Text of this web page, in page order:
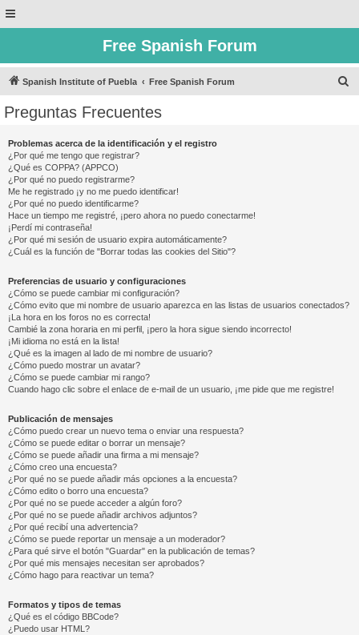
Free Spanish Forum
Spanish Institute of Puebla Free Spanish Forum
Preguntas Frecuentes
Problemas acerca de la identificación y el registro
¿Por qué me tengo que registrar?
¿Qué es COPPA? (APPCO)
¿Por qué no puedo registrarme?
Me he registrado ¡y no me puedo identificar!
¿Por qué no puedo identificarme?
Hace un tiempo me registré, ¡pero ahora no puedo conectarme!
¡Perdí mi contraseña!
¿Por qué mi sesión de usuario expira automáticamente?
¿Cuál es la función de "Borrar todas las cookies del Sitio"?
Preferencias de usuario y configuraciones
¿Cómo se puede cambiar mi configuración?
¿Cómo evito que mi nombre de usuario aparezca en las listas de usuarios conectados?
¡La hora en los foros no es correcta!
Cambié la zona horaria en mi perfil, ¡pero la hora sigue siendo incorrecto!
¡Mi idioma no está en la lista!
¿Qué es la imagen al lado de mi nombre de usuario?
¿Cómo puedo mostrar un avatar?
¿Cómo se puede cambiar mi rango?
Cuando hago clic sobre el enlace de e-mail de un usuario, ¡me pide que me registre!
Publicación de mensajes
¿Cómo puedo crear un nuevo tema o enviar una respuesta?
¿Cómo se puede editar o borrar un mensaje?
¿Cómo se puede añadir una firma a mi mensaje?
¿Cómo creo una encuesta?
¿Por qué no se puede añadir más opciones a la encuesta?
¿Cómo edito o borro una encuesta?
¿Por qué no se puede acceder a algún foro?
¿Por qué no se puede añadir archivos adjuntos?
¿Por qué recibí una advertencia?
¿Cómo se puede reportar un mensaje a un moderador?
¿Para qué sirve el botón "Guardar" en la publicación de temas?
¿Por qué mis mensajes necesitan ser aprobados?
¿Cómo hago para reactivar un tema?
Formatos y tipos de temas
¿Qué es el código BBCode?
¿Puedo usar HTML?